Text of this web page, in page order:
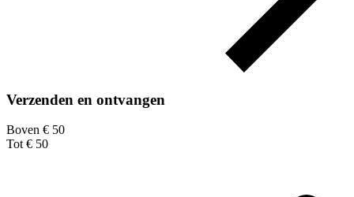
Verzenden en ontvangen
Boven € 50
Tot € 50